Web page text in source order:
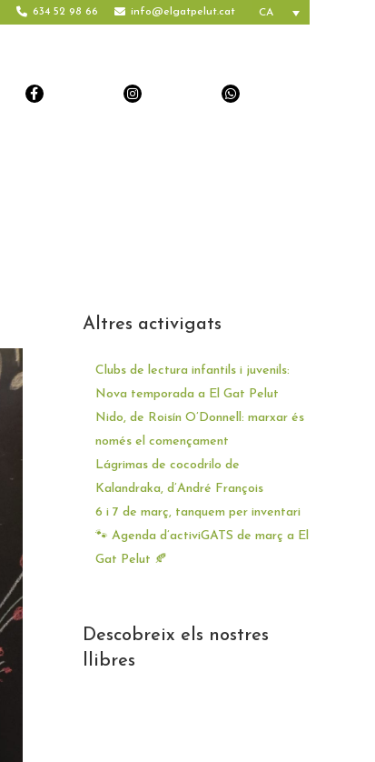
634 52 98 66 info@elgatpelut.cat CA
Altres activigats
Clubs de lectura infantils i juvenils:
Nova temporada a El Gat Pelut
Nido, de Roisín O’Donnell: marxar és
només el començament
Lágrimas de cocodrilo de
Kalandraka, d’André François
6 i 7 de març, tanquem per inventari
🐾 Agenda d’activiGATS de març a El
Gat Pelut 🍂
Descobreix els nostres
llibres